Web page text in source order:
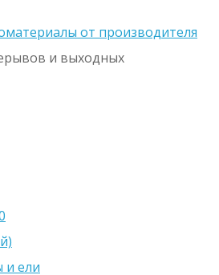
от производителя
и выходных
и ели